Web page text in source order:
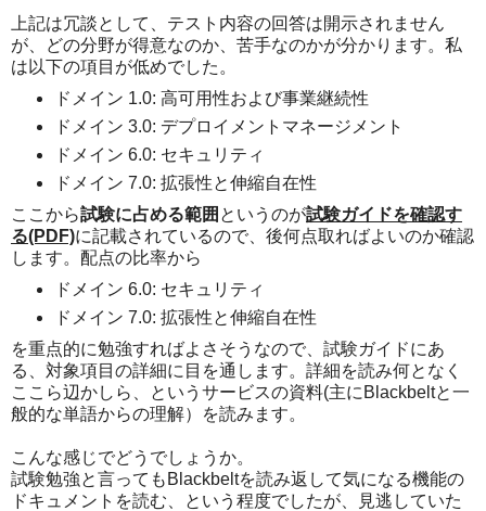
上記は冗談として、テスト内容の回答は開示されません
が、どの分野が得意なのか、苦手なのかが分かります。私
は以下の項目が低めでした。
ドメイン 1.0: 高可用性および事業継続性
ドメイン 3.0: デプロイメントマネージメント
ドメイン 6.0: セキュリティ
ドメイン 7.0: 拡張性と伸縮自在性
ここから試験に占める範囲 というのが試験ガイドを確認す
る(PDF)に記載されているので、後何点取ればよいのか確認
します。配点の比率から
ドメイン 6.0: セキュリティ
ドメイン 7.0: 拡張性と伸縮自在性
を重点的に勉強すればよさそうなので、試験ガイドにあ
る、対象項目の詳細に目を通します。詳細を読み何となく
ここら辺かしら、というサービスの資料(主にBlackbeltと一
般的な単語からの理解）を読みます。
こんな感じでどうでしょうか。
試験勉強と言ってもBlackbeltを読み返して気になる機能の
ドキュメントを読む、という程度でしたが、見逃していた